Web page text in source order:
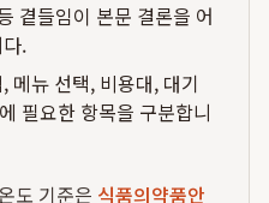
곁들임이 본문 결론을 어
.
메뉴 선택, 비용대, 대기
필요한 항목을 구분합니
도 기준은 식품의약품안